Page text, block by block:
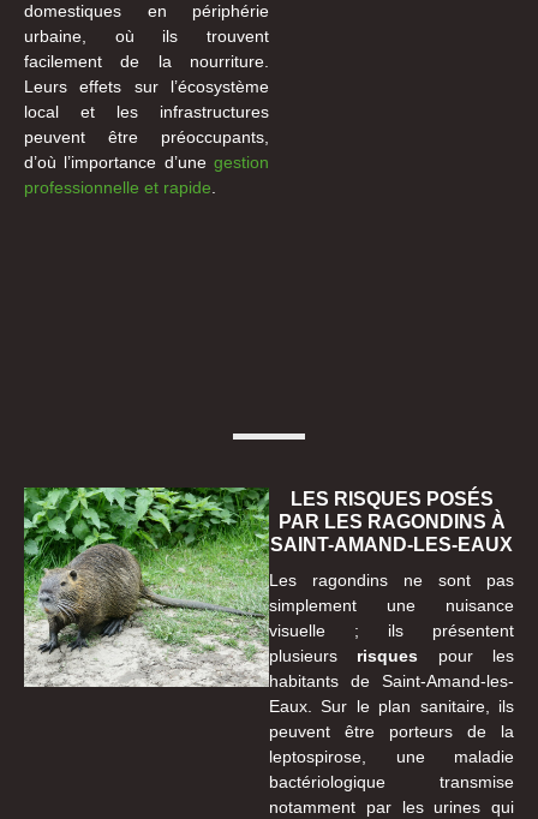
domestiques en périphérie
urbaine, où ils trouvent
facilement de la nourriture.
Leurs effets sur l’écosystème
local et les infrastructures
peuvent être préoccupants,
d’où l’importance d’une gestion
professionnelle et rapide
LES RISQUES POSÉS
PAR LES RAGONDINS À
SAINT-AMAND-LES-EAUX
Les ragondins ne sont pas
simplement une nuisance
visuelle ; ils présentent
plusieurs risques pour les
habitants de Saint-Amand-les-
Eaux. Sur le plan sanitaire, ils
peuvent être porteurs de la
leptospirose, une maladie
bactériologique transmise
notamment par les urines qui